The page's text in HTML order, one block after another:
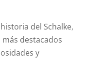
del Schalke,
destacados
y